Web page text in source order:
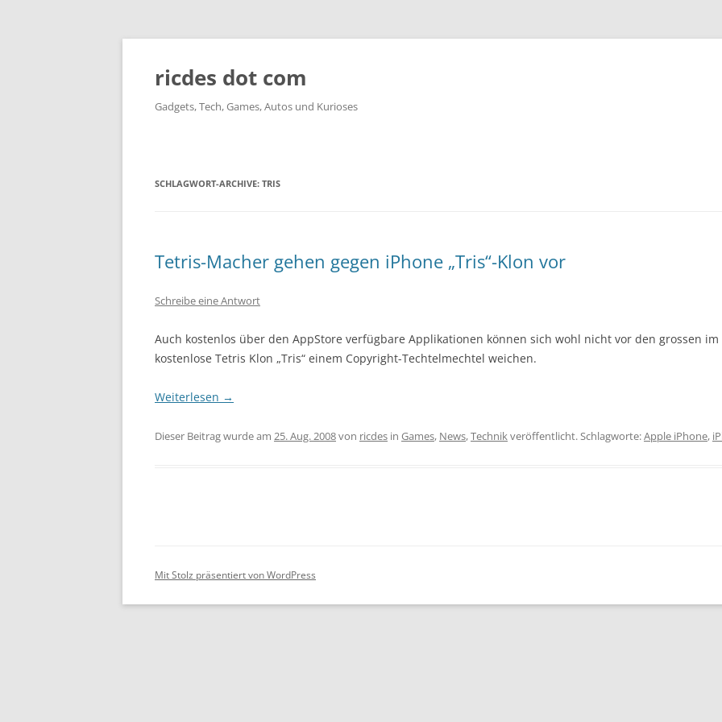
ricdes dot com
Gadgets, Tech, Games, Autos und Kurioses
SCHLAGWORT-ARCHIVE: TRIS
Tetris-Macher gehen gegen iPhone „Tris“-Klon vor
Schreibe eine Antwort
Auch kostenlos über den AppStore verfügbare Applikationen können sich wohl nicht vor den grossen
kostenlose Tetris Klon „Tris“ einem Copyright-Techtelmechtel weichen.
Weiterlesen →
Dieser Beitrag wurde am 25. Aug. 2008von ricdes in Games, News,Technikveröffentlicht. Schlagworte:Apple iPhone,
Mit Stolz präsentiert von WordPress